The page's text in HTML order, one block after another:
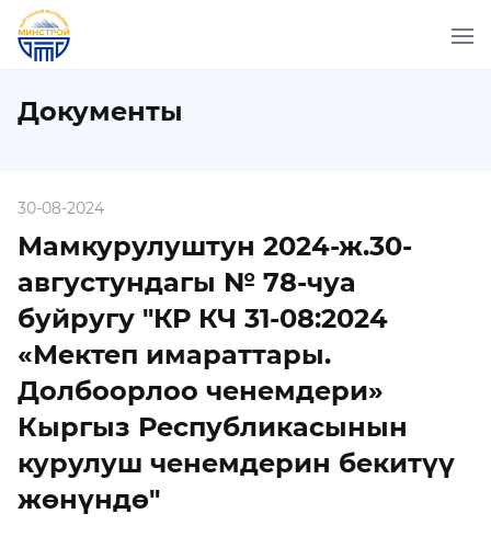
Документы
30-08-2024
Мамкурулуштун 2024-ж.30-
августундагы № 78-чуа
буйругу "КР КЧ 31-08:2024
«Мектеп имараттары.
Долбоорлоо ченемдери»
Кыргыз Республикасынын
курулуш ченемдерин бекитүү
жөнүндө"